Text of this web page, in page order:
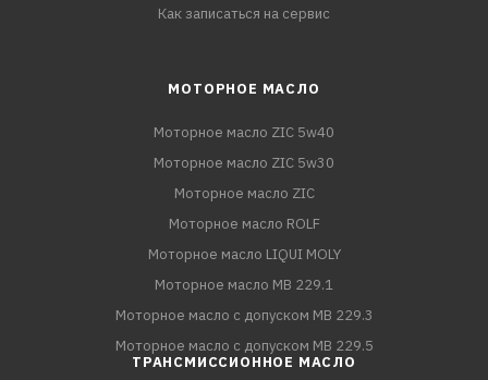
Как записаться на сервис
МОТОРНОЕ МАСЛО
Моторное масло ZIC 5w40
Моторное масло ZIC 5w30
Моторное масло ZIC
Моторное масло ROLF
Моторное масло LIQUI MOLY
Моторное масло MB 229.1
Моторное масло с допуском MB 229.3
Моторное масло с допуском MB 229.5
ТРАНСМИССИОННОЕ МАСЛО